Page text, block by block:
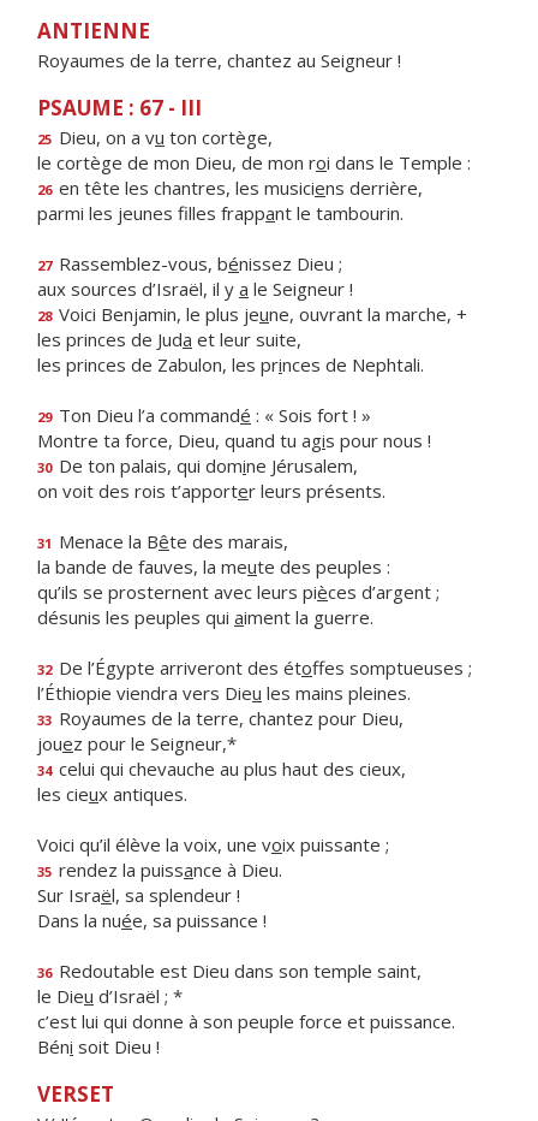
ANTIENNE
Royaumes de la terre, chantez au Seigneur !
PSAUME : 67 - III
25 Dieu, on a vu ton cortège,
le cortège de mon Dieu, de mon roi dans le Temple :
26 en tête les chantres, les musiciens derrière,
parmi les jeunes filles frappant le tambourin.
27 Rassemblez-vous, bénissez Dieu ;
aux sources d’Israël, il y a le Seigneur !
28 Voici Benjamin, le plus jeune, ouvrant la marche, +
les princes de Juda et leur suite,
les princes de Zabulon, les princes de Nephtali.
29 Ton Dieu l’a commandé : « Sois fort ! »
Montre ta force, Dieu, quand tu agis pour nous !
30 De ton palais, qui domine Jérusalem,
on voit des rois t’apporter leurs présents.
31 Menace la Bête des marais,
la bande de fauves, la meute des peuples :
qu’ils se prosternent avec leurs pièces d’argent ;
désunis les peuples qui aiment la guerre.
32 De l’Égypte arriveront des étoffes somptueuses ;
l’Éthiopie viendra vers Dieu les mains pleines.
33 Royaumes de la terre, chantez pour Dieu,
jouez pour le Seigneur,*
34 celui qui chevauche au plus haut des cieux,
les cieux antiques.
Voici qu’il élève la voix, une voix puissante ;
35 rendez la puissance à Dieu.
Sur Israël, sa splendeur !
Dans la nuée, sa puissance !
36 Redoutable est Dieu dans son temple saint,
le Dieu d’Israël ; *
c’est lui qui donne à son peuple force et puissance.
Béni soit Dieu !
VERSET